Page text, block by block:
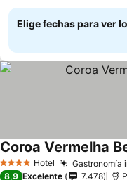
Elige fechas para ver
4 EstrellasHotel Gastronomía
Coroa Vermelha
8,9 Excelente 7.478